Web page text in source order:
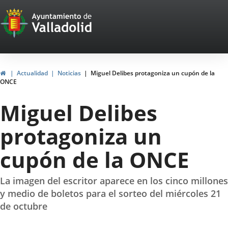
Portal
Web
del
Ayuntamiento
de
Valladolid
HomeActualidad Noticias
Miguel Delibes protagoniza un cupón de la
ONCE
Miguel Delibes
protagoniza un
cupón de la ONCE
La imagen del escritor aparece en los cinco millones
y medio de boletos para el sorteo del miércoles 21
de octubre